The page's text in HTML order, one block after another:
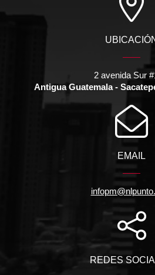
2 avenida Sur
Antigua Guatemala -
EMAIL
REDES